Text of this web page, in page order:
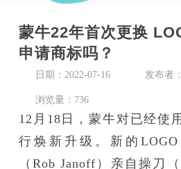
蒙牛22年首次更换
申请商标吗？
日期：2022-07-16 发布者
浏览量：736
12月18日，蒙牛对已经使
行焕新升级。新的
（Rob Janoff）亲自操刀